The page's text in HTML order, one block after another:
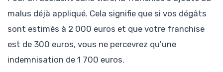
malus déjà appliqué. Cela signifie que si vos dégâts
sont estimés à 2 000 euros et que votre franchise
est de 300 euros, vous ne percevrez qu'une
indemnisation de 1 700 euros.